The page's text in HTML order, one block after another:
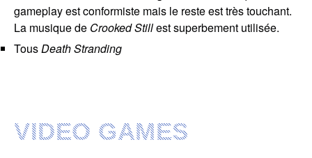
gameplay est conformiste mais le reste est très touchant.
La musique de Crooked Stillest superbement utilisée.
TousDeath Stranding
VIDEO GAMES